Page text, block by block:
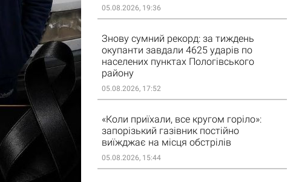
05.08.2026, 19:36
Знову сумний рекорд: за тиждень
окупанти завдали 4625 ударів по
населених пунктах Пологівського
району
05.08.2026, 17:52
«Коли приїхали, все кругом горіло»:
запорізький газівник постійно
виїжджає на місця обстрілів
05.08.2026, 15:44